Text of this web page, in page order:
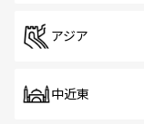
アジア
中近東